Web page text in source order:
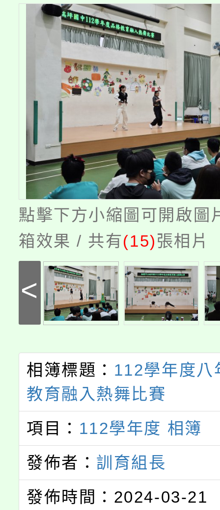
點擊下方小縮圖可開啟圖
箱效果 / 共有(15)張相片
<
相簿標題： 112學年度八
教育融入熱舞比賽
項目： 112學年度 相簿
發佈者： 訓育組長
發佈時間：2024-03-21